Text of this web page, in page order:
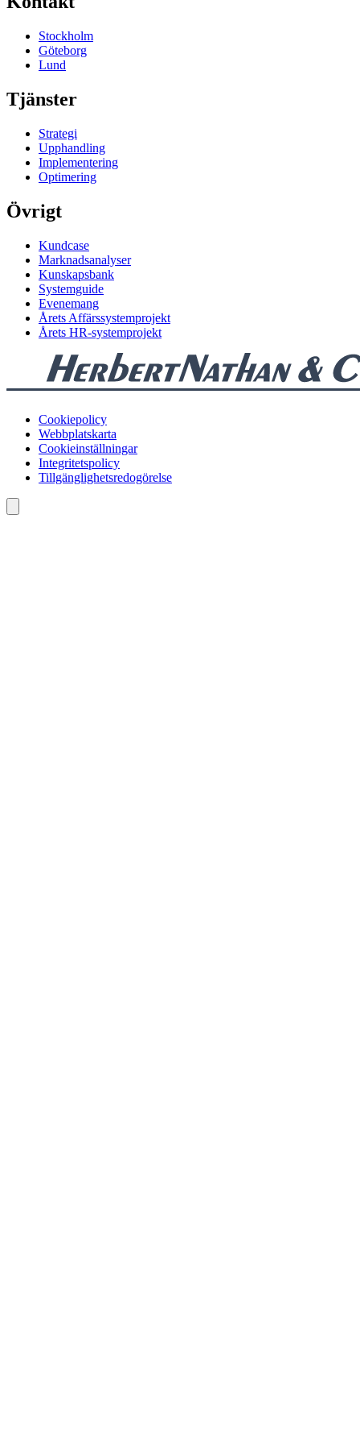
Stockholm
Göteborg
Lund
Tjänster
Strategi
Upphandling
Implementering
Optimering
Övrigt
Kundcase
Marknadsanalyser
Kunskapsbank
Systemguide
Evenemang
Årets Affärssystemprojekt
Årets HR-systemprojekt
Cookiepolicy
Webbplatskarta
Cookieinställningar
Integritetspolicy
Tillgänglighetsredogörelse